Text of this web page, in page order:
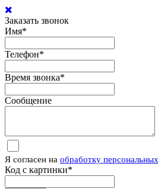
Заказать звонок
Имя*
Телефон*
Время звонка*
Сообщение
Я согласен на обработку
Код с картинки*